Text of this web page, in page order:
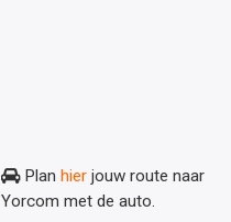
Plan hier jouw route naar
Yorcom met de auto.